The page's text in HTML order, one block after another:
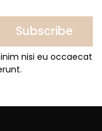
Subscribe
nisi eu occaecat